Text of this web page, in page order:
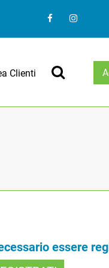
Clienti
essere